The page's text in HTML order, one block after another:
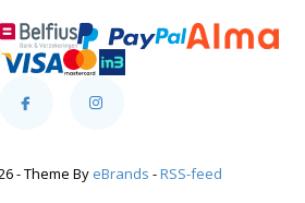
- Theme By eBrands -RSS-feed